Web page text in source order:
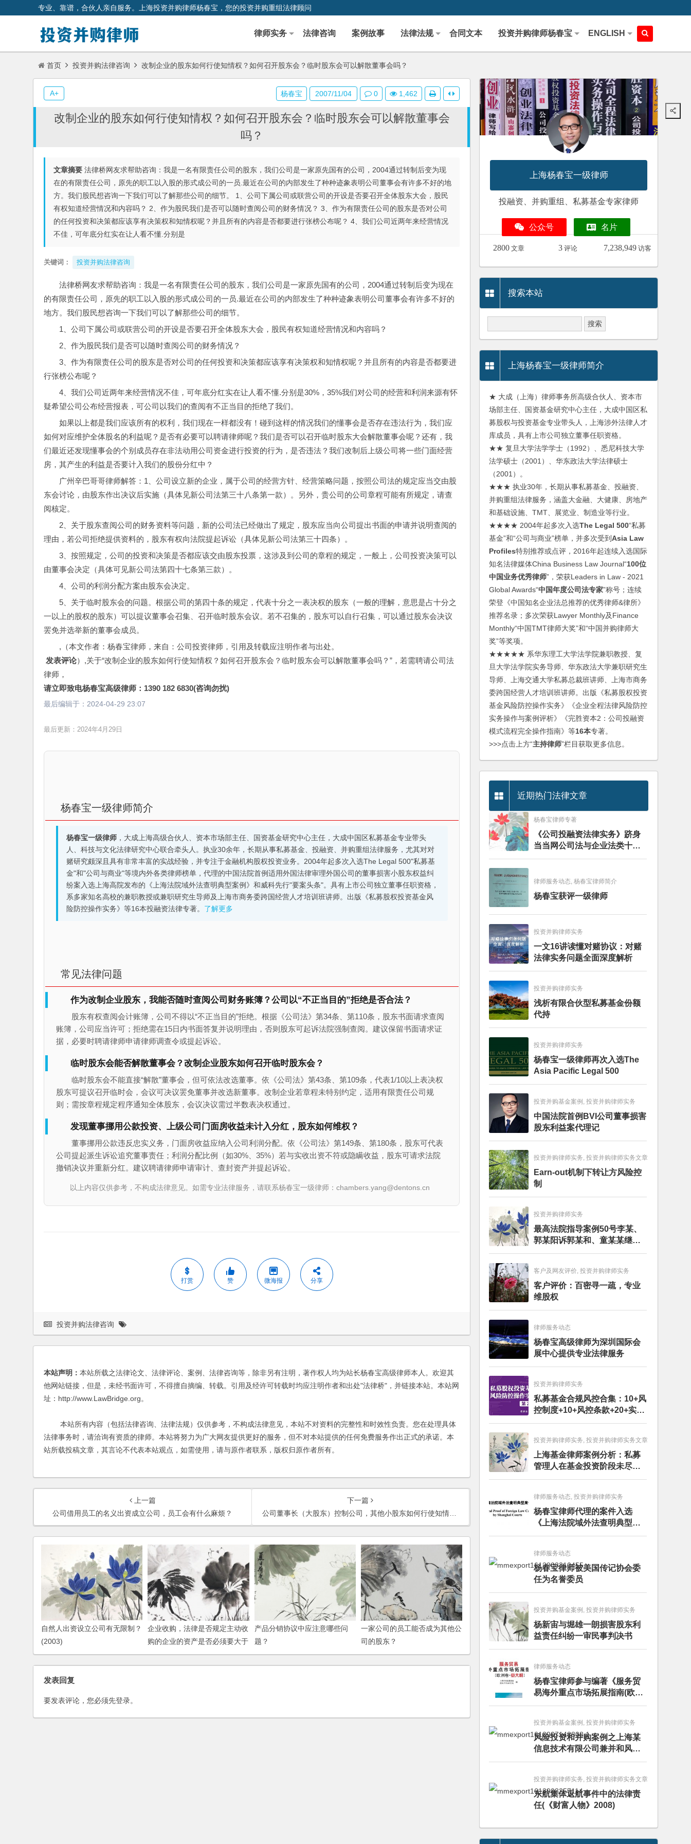
专业、靠谱，合伙人亲自服务。上海投资并购律师杨春宝，您的投资并购重组法律顾问
律师实务 法律咨询 案例故事 法律法规 合同文本 投资并购律师杨春宝 ENGLISH
首页 投资并购法律咨询 改制企业的股东如何行使知情权？如何召开股东会？临时股东会可以解散董事会吗？
改制企业的股东如何行使知情权？如何召开股东会？临时股东会可以解散董事会
吗？
文章摘要 法律桥网友求帮助咨询：我是一名有限责任公司的股东，我们公司是一家原先国有的公司，2004通过转制后变为现
在的有限责任公司，原先的职工以入股的形式成公司的一员.最近在公司的内部发生了种种迹象表明公司董事会有许多不好的地
方。我们股民想咨询一下我们可以了解那些公司的细节。 1、公司下属公司或联营公司的开设是否要召开全体股东大会，股民
有权知道经营情况和内容吗？ 2、作为股民我们是否可以随时查阅公司的财务情况？ 3、作为有限责任公司的股东是否对公司
的任何投资和决策都应该享有决策权和知情权呢？并且所有的内容是否都要进行张榜公布呢？ 4、我们公司近两年来经营情况
不佳，可年底分红实在让人看不懂.分别是
关键词： 投资并购法律咨询
法律桥网友求帮助咨询：我是一名有限责任公司的股东，我们公司是一家原先国有的公司，2004通过转制后变为现在
的有限责任公司，原先的职工以入股的形式成公司的一员.最近在公司的内部发生了种种迹象表明公司董事会有许多不好的
地方。我们股民想咨询一下我们可以了解那些公司的细节。
1、公司下属公司或联营公司的开设是否要召开全体股东大会，股民有权知道经营情况和内容吗？
2、作为股民我们是否可以随时查阅公司的财务情况？
3、作为有限责任公司的股东是否对公司的任何投资和决策都应该享有决策权和知情权呢？并且所有的内容是否都要进
行张榜公布呢？
4、我们公司近两年来经营情况不佳，可年底分红实在让人看不懂.分别是30%，35%我们对公司的经营和利润来源有怀
疑希望公司公布经营报表，可公司以我们的查阅有不正当目的拒绝了我们。
如果以上都是我们应该所有的权利，我们现在一样都没有！碰到这样的情况我们的懂事会是否存在违法行为，我们应
如何对应维护全体股名的利益呢？是否有必要可以聘请律师呢？我们是否可以召开临时股东大会解散董事会呢？还有，我
们最近还发现懂事会的个别成员存在非法动用公司资金进行投资的行为，是否违法？我们改制后上级公司将一些门面经营
房，其产生的利益是否要计入我们的股份分红中？
广州辛巴哥哥律师解答：1、公司设立新的企业，属于公司的经营方针、经营策略问题，按照公司法的规定应当交由股
东会讨论，由股东作出决议后实施（具体见新公司法第三十八条第一款）。另外，贵公司的公司章程可能有所规定，请查
阅核定。
2、关于股东查阅公司的财务资料等问题，新的公司法已经做出了规定，股东应当向公司提出书面的申请并说明查阅的
理由，若公司拒绝提供资料的，股东有权向法院提起诉讼（具体见新公司法第三十四条）。
3、按照规定，公司的投资和决策是否都应该交由股东投票，这涉及到公司的章程的规定，一般上，公司投资决策可以
由董事会决定（具体可见新公司法第四十七条第三款）。
4、公司的利润分配方案由股东会决定。
5、关于临时股东会的问题。根据公司的第四十条的规定，代表十分之一表决权的股东（一般的理解，意思是占十分之
一以上的股权的股东）可以提议董事会召集、召开临时股东会议。若不召集的，股东可以自行召集，可以通过股东会决议
罢免并选举新的董事会成员。
,（本文作者：杨春宝律师，来自：公司投资律师，引用及转载应注明作者与出处。
发表评论）,关于“改制企业的股东如何行使知情权？如何召开股东会？临时股东会可以解散董事会吗？”，若需聘请公司法
律师，
请立即致电杨春宝高级律师：1390 182 6830(咨询勿扰)
最后编辑于： 2024-04-29 23:07
最后更新：2024年4月29日
杨春宝一级律师简介
杨春宝一级律师，大成上海高级合伙人、资本市场部主任、国资基金研究中心主任，大成中国区私募基金专业带头
人、科技与文化法律研究中心联合牵头人。执业30余年，长期从事私募基金、投融资、并购重组法律服务，尤其对对
赌研究颇深且具有非常丰富的实战经验，并专注于金融机构股权投资业务。2004年起多次入选The Legal 500"私募基
金"和"公司与商业"等境内外各类律师榜单，代理的中国法院首例适用外国法律审理外国公司的董事损害小股东权益纠
纷案入选上海高院发布的《上海法院域外法查明典型案例》和威科先行"要案头条"。具有上市公司独立董事任职资格，
系多家知名高校的兼职教授或兼职研究生导师及上海市商务委跨国经营人才培训班讲师。出版《私募股权投资基金风
险防控操作实务》等16本投融资法律专著。 了解更多
常见法律问题
作为改制企业股东，我能否随时查阅公司财务账簿？公司以“不正当目的”拒绝是否合法？
股东有权查阅会计账簿，公司不得以“不正当目的”拒绝。根据《公司法》第34条、第110条，股东书面请求查阅
账簿，公司应当许可；拒绝需在15日内书面答复并说明理由，否则股东可起诉法院强制查阅。建议保留书面请求证
据，必要时聘请律师申请律师调查令或提起诉讼。
临时股东会能否解散董事会？改制企业股东如何召开临时股东会？
临时股东会不能直接“解散”董事会，但可依法改选董事。依《公司法》第43条、第109条，代表1/10以上表决权
股东可提议召开临时会，会议可决议罢免董事并改选新董事。改制企业若章程未特别约定，适用有限责任公司规
则；需按章程规定程序通知全体股东，会议决议需过半数表决权通过。
发现董事挪用公款投资、上级公司门面房收益未计入分红，股东如何维权？
董事挪用公款违反忠实义务，门面房收益应纳入公司利润分配。依《公司法》第149条、第180条，股东可代表
公司提起派生诉讼追究董事责任；利润分配比例（如30%、35%）若与实收出资不符或隐瞒收益，股东可请求法院
撤销决议并重新分红。建议聘请律师申请审计、查封资产并提起诉讼。
以上内容仅供参考，不构成法律意见。如需专业法律服务，请联系杨春宝一级律师：chambers.yang@dentons.cn
打赏 赞 微海报 分享
杨春宝 2007/11/04 0 1,462
A+
投资并购法律咨询
本站声明： 本站所载之法律论文、法律评论、案例、法律咨询等，除非另有注明，著作权人均为站长杨春宝高级律师本人。欢迎其
他网站链接，但是，未经书面许可，不得擅自摘编、转载。引用及经许可转载时均应注明作者和出处"法律桥"，并链接本站。本站网
址：http://www.LawBridge.org。
本站所有内容（包括法律咨询、法律法规）仅供参考，不构成法律意见，本站不对资料的完整性和时效性负责。您在处理具体
法律事务时，请洽询有资质的律师。本站将努力为广大网友提供更好的服务，但不对本站提供的任何免费服务作出正式的承诺。本
站所载投稿文章，其言论不代表本站观点，如需使用，请与原作者联系，版权归原作者所有。
上一篇
公司借用员工的名义出资成立公司，员工会有什么麻烦？
下一篇
公司董事长（大股东）控制公司，其他小股东如何行使知情权？
自然人出资设立公司有无限制？
(2003)
企业收购，法律是否规定主动收
购的企业的资产是否必须要大于
被收购的企业？
产品分销协议中应注意哪些问
题？
一家公司的员工能否成为其他公
司的股东？
发表回复
要发表评论，您必须先登录。
上海杨春宝一级律师
投融资、并购重组、私募基金专家律师
公众号 名片
2800 文章 3 评论 7,238,949 访客
搜索本站
上海杨春宝一级律师简介
★ 大成（上海）律师事务所高级合伙人、资本市
场部主任、国资基金研究中心主任，大成中国区私
募股权与投资基金专业带头人，上海涉外法律人才
库成员，具有上市公司独立董事任职资格。
★★ 复旦大学法学学士（1992）、悉尼科技大学
法学硕士（2001）、华东政法大学法律硕士
（2001）。
★★★ 执业30年，长期从事私募基金、投融资、
并购重组法律服务，涵盖大金融、大健康、房地产
和基础设施、TMT、展览业、制造业等行业。
★★★★ 2004年起多次入选The Legal 500“私募
基金”和“公司与商业”榜单，并多次受到Asia Law
Profiles特别推荐或点评，2016年起连续入选国际
知名法律媒体China Business Law Journal“100位
中国业务优秀律师”，荣获Leaders in Law - 2021
Global Awards“中国年度公司法专家”称号；连续
荣登《中国知名企业法总推荐的优秀律师&律所》
推荐名录；多次荣获Lawyer Monthly及Finance
Monthly“中国TMT律师大奖”和“中国并购律师大
奖”等奖项。
★★★★★ 系华东理工大学法学院兼职教授、复
旦大学法学院实务导师、华东政法大学兼职研究生
导师、上海交通大学私募总裁班讲师、上海市商务
委跨国经营人才培训班讲师。出版《私募股权投资
基金风险防控操作实务》《企业全程法律风险防控
实务操作与案例评析》《完胜资本2：公司投融资
模式流程完全操作指南》等16本专著。
>>>点击上方“主持律师”栏目获取更多信息。
近期热门法律文章
杨春宝律师专著
《公司投融资法律实务》跻身
当当网公司法与企业法类十大
畅销图书榜
律师服务动态, 杨春宝律师简介
杨春宝获评一级律师
投资并购律师实务
一文16讲读懂对赌协议：对赌
法律实务问题全面深度解析
投资并购律师实务
浅析有限合伙型私募基金份额
代持
投资并购律师实务
杨春宝一级律师再次入选The
Asia Pacific Legal 500
投资并购基金案例, 投资并购律师实务
中国法院首例BVI公司董事损害
股东利益案代理记
投资并购律师实务, 投资并购律师实务文章
Earn-out机制下转让方风险控
制
投资并购律师实务
最高法院指导案例50号李某、
郭某阳诉郭某和、童某某继承
纠纷案
客户及网友评价, 投资并购律师实务
客户评价：百密寻一疏，专业
维股权
律师服务动态
杨春宝高级律师为深圳国际会
展中心提供专业法律服务
投资并购律师实务
私募基金合规风控合集：10+风
控制度+10+风控条款+20+实务
文章+每月动态
投资并购律师实务, 投资并购律师实务文章
上海基金律师案例分析：私募
管理人在基金投资阶段未尽勤
勉义务的赔偿责任
律师服务动态, 投资并购律师实务
杨春宝律师代理的案件入选
《上海法院域外法查明典型案
例》
律师服务动态
杨春宝律师被美国传记协会委
任为名誉委员
投资并购基金案例, 投资并购律师实务
杨新宙与堀雄一朗损害股东利
益责任纠纷一审民事判决书
律师服务动态
杨春宝律师参与编著《服务贸
易海外重点市场拓展指南(欧洲
卷·意大利)》
投资并购基金案例, 投资并购律师实务
风险投资和并购案例之上海某
信息技术有限公司兼并和风险
投资服务
投资并购律师实务, 投资并购律师实务文章
东航集体返航事件中的法律责
任(《财富人物》2008)